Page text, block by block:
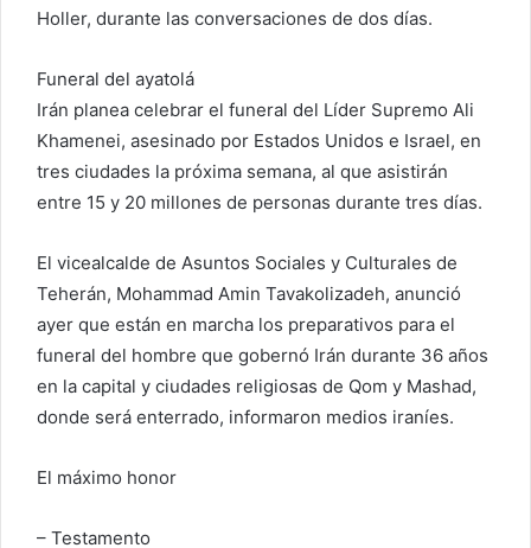
Holler, durante las conversaciones de dos días.
Funeral del ayatolá
Irán planea celebrar el funeral del Líder Supremo Ali
Khamenei, asesinado por Estados Unidos e Israel, en
tres ciudades la próxima semana, al que asistirán
entre 15 y 20 millones de personas durante tres días.
El vicealcalde de Asuntos Sociales y Culturales de
Teherán, Mohammad Amin Tavakolizadeh, anunció
ayer que están en marcha los preparativos para el
funeral del hombre que gobernó Irán durante 36 años
en la capital y ciudades religiosas de Qom y Mashad,
donde será enterrado, informaron medios iraníes.
El máximo honor
– Testamento